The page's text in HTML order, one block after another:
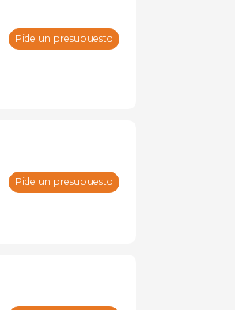
Pide un presupuesto
Pide un presupuesto